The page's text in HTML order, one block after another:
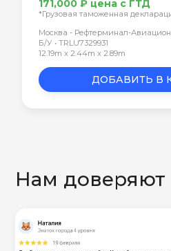
171,000 ₽ цена с ГТД
*Грузовая таможенная
Москва - Рефтерминал-
Б/У • TRLU7329931
12.19m x 2.44m x 2.89m
ДОБАВИТЬ В
Нам доверяют